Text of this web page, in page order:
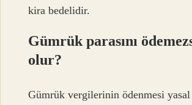
kira bedelidir.
Gümrük parasını
olur?
Gümrük vergilerinin ödenmesi